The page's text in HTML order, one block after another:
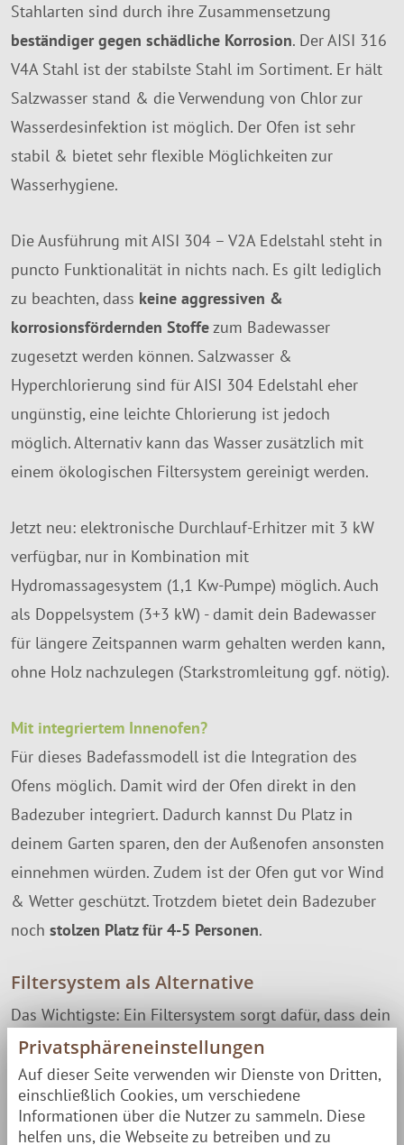
Stahlarten sind durch ihre Zusammensetzung
beständiger gegen schädliche Korrosion. Der AISI 316
V4A Stahl ist der stabilste Stahl im Sortiment. Er hält
Salzwasser stand & die Verwendung von Chlor zur
Wasserdesinfektion ist möglich. Der Ofen ist sehr
stabil & bietet sehr flexible Möglichkeiten zur
Wasserhygiene.
Die Ausführung mit AISI 304 – V2A Edelstahl steht in
puncto Funktionalität in nichts nach. Es gilt lediglich
zu beachten, dass keine aggressiven &
korrosionsfördernden Stoffezum Badewasser
zugesetzt werden können. Salzwasser &
Hyperchlorierung sind für AISI 304 Edelstahl eher
ungünstig, eine leichte Chlorierung ist jedoch
möglich. Alternativ kann das Wasser zusätzlich mit
einem ökologischen Filtersystem gereinigt werden.
Jetzt neu: elektronische Durchlauf-Erhitzer mit 3 kW
verfügbar, nur in Kombination mit
Hydromassagesystem (1,1 Kw-Pumpe) möglich. Auch
als Doppelsystem (3+3 kW) - damit dein Badewasser
für längere Zeitspannen warm gehalten werden kann,
ohne Holz nachzulegen (Starkstromleitung ggf. nötig).
Mit integriertem Innenofen?
Für dieses Badefassmodell ist die Integration des
Ofens möglich. Damit wird der Ofen direkt in den
Badezuber integriert. Dadurch kannst Du Platz in
deinem Garten sparen, den der Außenofen ansonsten
einnehmen würden. Zudem ist der Ofen gut vor Wind
& Wetter geschützt. Trotzdem bietet dein Badezuber
noch stolzen Platz für 4-5 Personen.
Filtersystem als Alternative
Das Wichtigste: Ein Filtersystem sorgt dafür, dass dein
Badewasser länger nutzbar bleibt. Wenn Du das
Wasser nicht oft erneuern willst, ist ein Filtersystem
einegute geldsparende Alternative. Für deinen
Badezuber stehen dir zwei unterschiedliche
Privatsphäreneinstellungen
Auf dieser Seite verwenden wir Dienste von Dritten,
einschließlich Cookies, um verschiedene
Informationen über die Nutzer zu sammeln. Diese
helfen uns, die Webseite zu betreiben und zu